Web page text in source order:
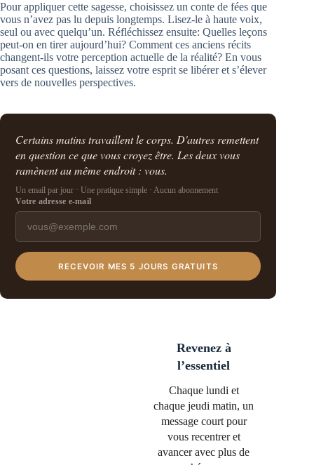
Pour appliquer cette sagesse, choisissez un conte de fées que
vous n’avez pas lu depuis longtemps. Lisez-le à haute voix,
seul ou avec quelqu’un. Réfléchissez ensuite: Quelles leçons
peut-on en tirer aujourd’hui? Comment ces anciens récits
changent-ils votre perception actuelle de la réalité? En vous
posant ces questions, laissez votre esprit se libérer et s’élever
vers de nouvelles perspectives.
Certains matins travaillent le corps. D'autres remettent
en question ce que vous croyez être. Les deux vous
ramènent au même endroit : vous.
Un email par jour · Une pratique simple · Aucun abonnement
Votre adresse e-mail
RECEVOIR MES 5 JOURS GRATUITS
Revenez à
l’essentiel
Chaque lundi et
chaque jeudi matin, un
message court pour
vous recentrer et
avancer avec plus de